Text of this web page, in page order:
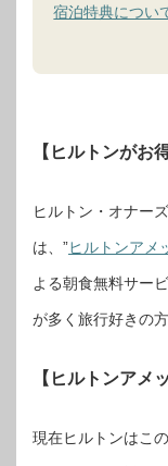
宿泊特典につい
【ヒルトンがお
ヒルトン・オナー
は、”ヒルトンアメ
よる朝食無料サー
が多く旅行好きの
【ヒルトンアメ
現在ヒルトンはこ